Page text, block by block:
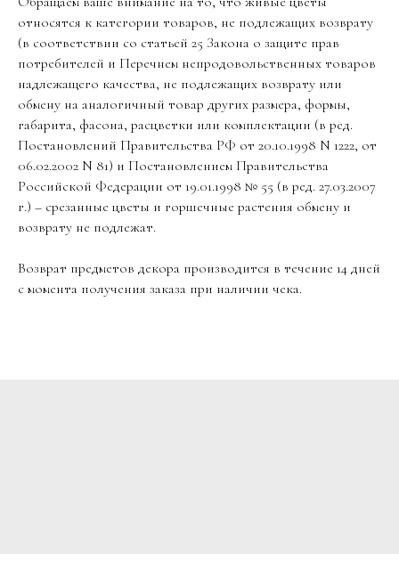
относятся к категории товаров, не подлежащих возврату
(в соответствии со статьей 25 Закона о защите прав
потребителей и Перечнем непродовольственных товаров
надлежащего качества, не подлежащих возврату или
обмену на аналогичный товар других размера, формы,
габарита, фасона, расцветки или комплектации (в ред.
Постановлений Правительства РФ от 20.10.1998 N 1222, от
06.02.2002 N 81) и Постановлением Правительства
Российской Федерации от 19.01.1998 № 55 (в ред. 27.03.2007
г.) – срезанные цветы и горшечные растения обмену и
возврату не подлежат.
Возврат предметов декора производится в течение 14 дней
с момента получения заказа при наличии чека.